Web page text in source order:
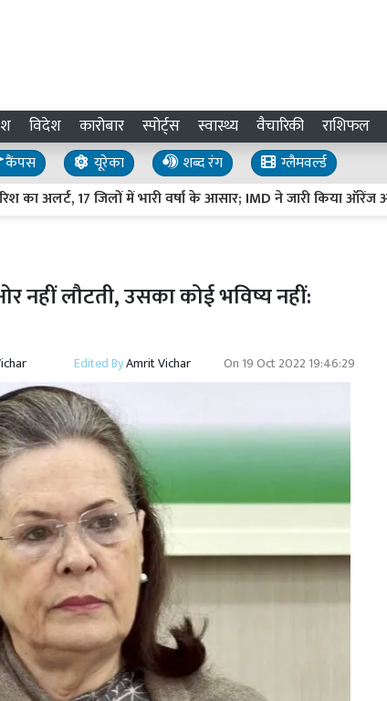
विदेश कारोबार स्पोर्ट्स स्वास्थ्य वैचारिकी राशिफल
कैंपस यूरेका शब्द रंग
ग्लैमवर्ल्ड
अलर्ट, 17 जिलों में भारी वर्षा के आसार; IMD ने जारी किया ऑरेंज अलर्ट
नहीं लौटती, उसका कोई भविष्य नहीं:
Edited ByAmrit Vichar On 19 Oct 2022 19:46:29